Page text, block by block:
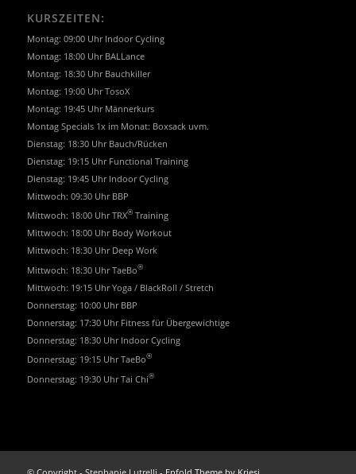
KURSZEITEN:
Montag: 09:00 Uhr Indoor Cycling
Montag: 18:00 Uhr BALLance
Montag: 18:30 Uhr Bauchkiller
Montag: 19:00 Uhr TosoX
Montag: 19:45 Uhr Männerkurs
Montag Specials 1x im Monat: Boxsack uvm.
Dienstag: 18:30 Uhr Bauch/Rücken
Dienstag: 19:15 Uhr Functional Training
Dienstag: 19:45 Uhr Indoor Cycling
Mittwoch: 09:30 Uhr BBP
Mittwoch: 18:00 Uhr TRX®Training
Mittwoch: 18:00 Uhr Body Workout
Mittwoch: 18:30 Uhr Deep Work
Mittwoch: 18:30 Uhr TaeBo®
Mittwoch: 19:15 Uhr Yoga / BlackRoll / Stretch
Donnerstag: 10:00 Uhr BBP
Donnerstag: 17:30 Uhr Fitness für Übergewichtige
Donnerstag: 18:30 Uhr Indoor Cycling
Donnerstag: 19:15 Uhr TaeBo®
Donnerstag: 19:30 Uhr Tai Chi®